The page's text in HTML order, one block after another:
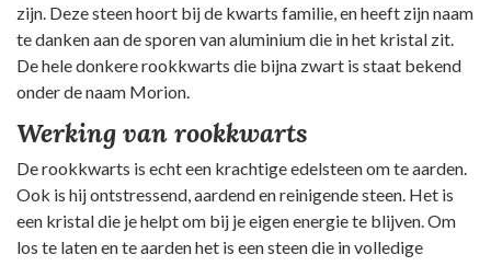
zijn. Deze steen hoort bij de kwarts familie, en heeft zijn naam
te danken aan de sporen van aluminium die in het kristal zit.
De hele donkere rookkwarts die bijna zwart is staat bekend
onder de naam Morion.
Werking van rookkwarts
De rookkwarts is echt een krachtige edelsteen om te aarden.
Ook is hij ontstressend, aardend en reinigende steen. Het is
een kristal die je helpt om bij je eigen energie te blijven. Om
los te laten en te aarden het is een steen die in volledige